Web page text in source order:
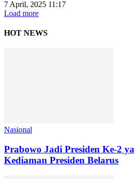
7 April, 2025 11:17
Load more
HOT NEWS
Nasional
Prabowo Jadi Presiden Ke-2
Kediaman Presiden Belarus